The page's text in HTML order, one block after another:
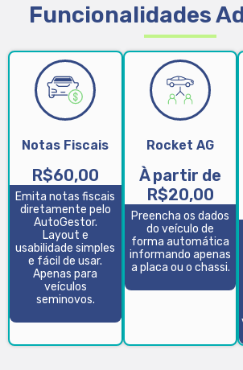
Funcionalidades
Notas Fiscais
R$60,00
Emita notas fiscais
diretamente pelo
AutoGestor.
Layout e
usabilidade simples
e fácil de usar.
Apenas para
veículos
seminovos.
Rocket AG
À partir de
R$20,00
Preencha os dados
do veículo de
forma automática
informando apenas
a placa ou o chassi.